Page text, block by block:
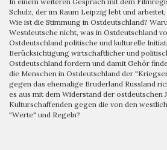
Schulz, der im Raum Leipzig lebt und
Wie ist die Stimmung in Ostdeutschland?
Westdeutsche nicht, was in Ostdeutschland
Ostdeutschland politische und kulturelle
Berücksichtigung wirtschaftlicher und
Ostdeutschland fordern und damit Gehör
die Menschen in Ostdeutschland der
gegen das ehemalige Bruderland Russland
es aus mit dem Widerstand der ostdeutschen
Kulturschaffenden gegen die von den
"Werte" und Regeln?